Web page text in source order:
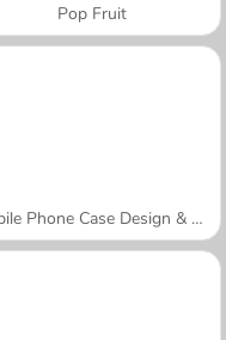
Pop Fruit
Mobile Phone Case Design & DIY